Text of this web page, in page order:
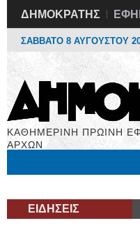
ΔΗΜΟΚΡΑΤΗΣ
ΣΑΒΒΑΤΟ 8 ΑΥΓΟΥΣΤΟΥ
ΚΑΘΗΜΕΡΙΝΗ ΠΡΩΙΝΗ
ΑΡΧΩΝ
ΕΙΔΗΣΕΙΣ